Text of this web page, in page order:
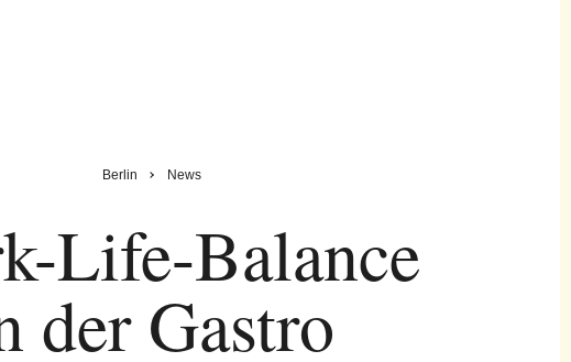
Berlin News
Life-Balance
der Gastro